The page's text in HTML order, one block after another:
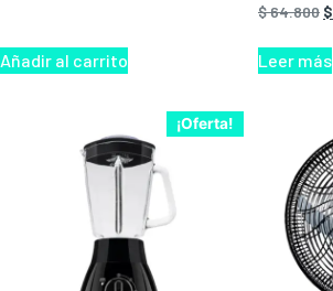
Añadir al carrito
$64.800 $
Leer más
¡Oferta!